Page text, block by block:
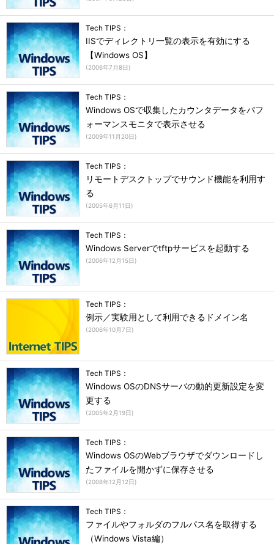
Tech TIPS：
IISでディレクトリ一覧の表示を有効にする
【Windows OS】
(2006年7月8日)
Tech TIPS：
Windows OSで収集したカウンタデータをパフ
ォーマンスモニタで表示させる
(2009年11月20日)
Tech TIPS：
リモートデスクトップでサウンド機能を利用す
る
(2005年6月11日)
Tech TIPS：
Windows Serverでtftpサービスを起動する
(2006年12月15日)
Tech TIPS：
例示／実験用として利用できるドメイン名
(2006年10月7日)
Tech TIPS：
Windows OSのDNSサーバの動的更新設定を変
更する
(2005年2月19日)
Tech TIPS：
Windows OSのWebブラウザでダウンロードし
たファイルを開かずに保存させる
(2008年12月12日)
Tech TIPS：
ファイルやフォルダのフルパス名を取得する
（Windows Vista編）